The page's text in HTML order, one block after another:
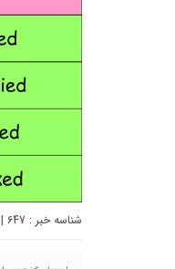
شناسه خبر : 647 | تاریخ انتشار : ۲۷ فروردین ۱۴۰۱ - ۱۳:۳۰ | 1204 بازدید | تعداد دیدگاه :